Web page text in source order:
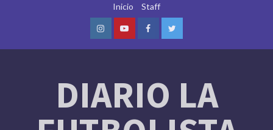
Inicio Staff
InstagramYoutubeFacebookTwitter
DIARIO LA